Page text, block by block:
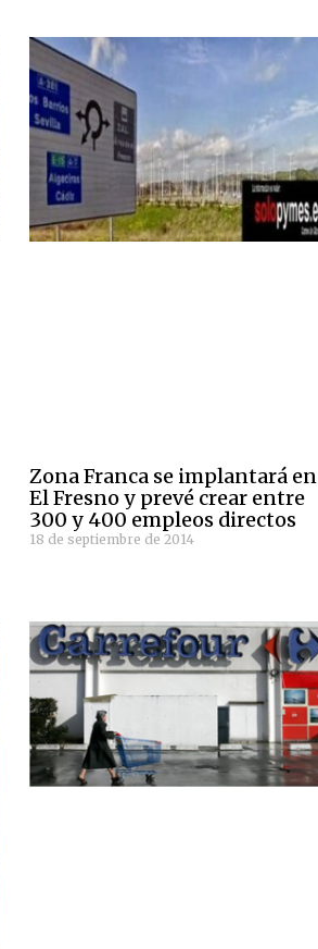
Zona Franca se implantará en
El Fresno y prevé crear entre
300 y 400 empleos directos
18 de septiembre de 2014